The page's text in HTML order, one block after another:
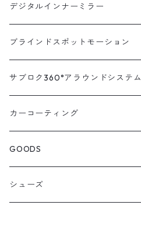
汎用
トヨタ
ハイエース200系
アルファード・ヴェルファイア30系
ニッサン
エルグランドE52系
エルグランドE51系
ホンダ
オデッセイRC系
オデッセイRB系
マツダ
ダイハツ
デジタルインナーミラー
汎用キット
車種別対応キット
トヨタ
ニッサン
オプション
交換アーム付きキット
ブラインドスポットモーション
汎用キット
車種別ミラー付セット
ON/OFFスイッチ
オプション
サブロク360°アラウンドシステム
アラウンドシステム本体
オプション
カーコーティング
GOODS
シューズ